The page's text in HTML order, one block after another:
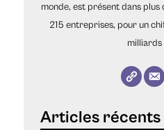
monde, est présent dans
215 entreprises, pour un
milliards